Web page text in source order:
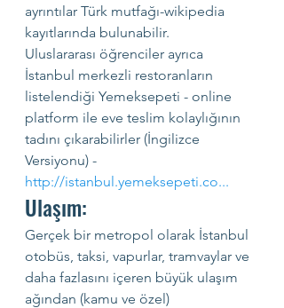
ayrıntılar Türk mutfağı-wikipedia
kayıtlarında bulunabilir.
Uluslararası öğrenciler ayrıca
İstanbul merkezli restoranların
listelendiği Yemeksepeti - online
platform ile eve teslim kolaylığının
tadını çıkarabilirler (İngilizce
Versiyonu) -
http://istanbul.yemeksepeti.co...
Ulaşım:
Gerçek bir metropol olarak İstanbul
otobüs, taksi, vapurlar, tramvaylar ve
daha fazlasını içeren büyük ulaşım
ağından (kamu ve özel)